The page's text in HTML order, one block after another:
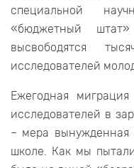
специальной
«бюджетный
высвободятся
исследователей
Ежегодная
исследователей в
– мера
школе. Как мы